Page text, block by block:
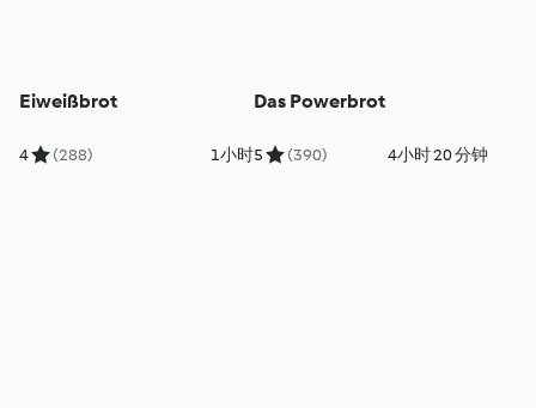
Eiweißbrot
4 (288) 1小时
Das Powerbrot
5 (390) 4小时 20 分钟